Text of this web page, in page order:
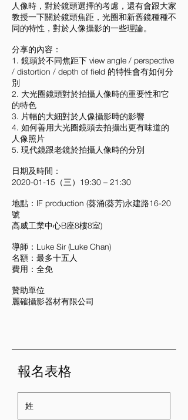
人像時，對於鏡頭選擇的考慮，還有會跟大家
教授一下關於鏡頭焦距，光圈和新舊鏡種種不
同的特性，對於人像攝影的一些理論。
分享的內容：
1. 鏡頭於不同焦距下 view angle / perspective
/ distortion / depth of field 的特性會有如何分
別
2. 大光圈鏡頭對於拍攝人像時的重要性和它
的特色
3. 片幅的大細對於人像攝影時的影響
4. 如何善用大光圈鏡頭去拍攝出更有味道的
人像照片
5. 現代鏡跟老鏡於拍攝人像時的分別
日期及時間：
2020-01-15（三）19:30 – 21:30
地點：IF production (葵涌(葵芳)永建路16-20
號
高威工業中心B座8樓8室)
導師：Luke Sir (Luke Chan)
名額：最多十五人
費用：全免
贊助單位
麗確攝影器材有限公司
報名表格